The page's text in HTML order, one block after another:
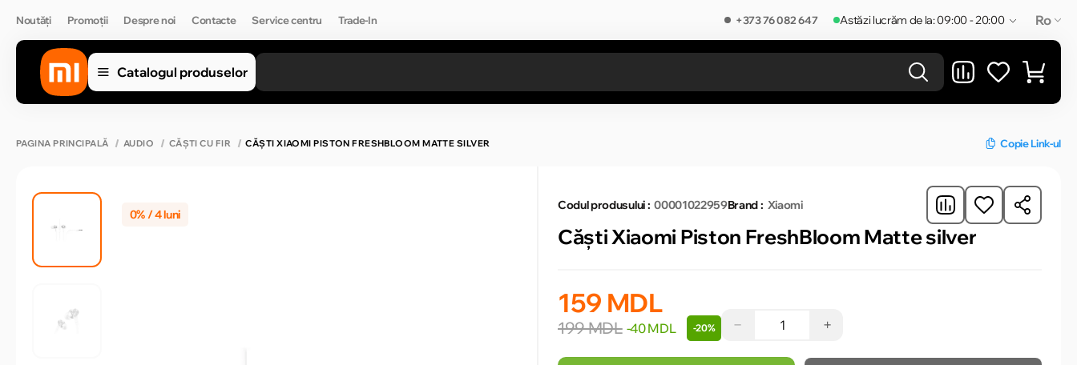
Noutăți Promoții Despre noi Contacte Service centru Trade-In +373 76 082 647 Astăzi lucrăm de la: 09:00 - 20:00 Ro
Catalogul produselor
PAGINA PRINCIPALĂ AUDIO CĂȘTI CU FIR CĂŞTI XIAOMI PISTON FRESHBLOOM MATTE SILVER Copie Link-ul
0% / 4 luni
Codul produsului : 00001022959Brand : Xiaomi
Căşti Xiaomi Piston FreshBloom Matte silver
159 MDL
199 MDL -40 MDL -20% − +